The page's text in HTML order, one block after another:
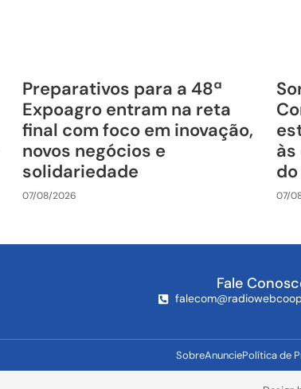
Preparativos para a 48ª
Expoagro entram na reta
final com foco em inovação,
novos negócios e
solidariedade
07/08/2026 07/
Fale
SobreAnunciePolítica de